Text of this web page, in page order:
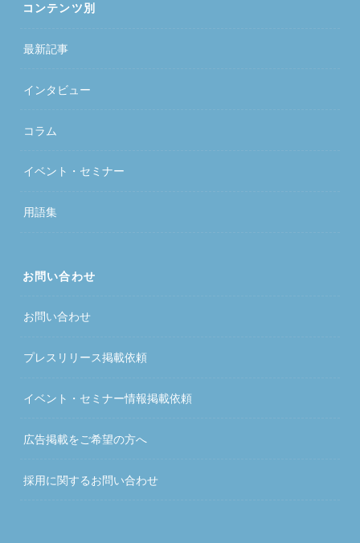
コンテンツ別
最新記事
インタビュー
コラム
イベント・セミナー
用語集
お問い合わせ
お問い合わせ
プレスリリース掲載依頼
イベント・セミナー情報掲載依頼
広告掲載をご希望の方へ
採用に関するお問い合わせ